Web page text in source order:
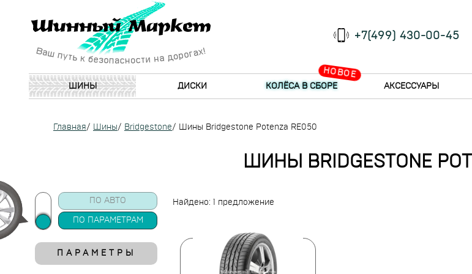
+7(499) 430-00-45
ШИНЫ ДИСКИ
НОВОЕ
КОЛЁСА В СБОРЕ АКСЕССУАРЫ
Главная/ Шины/ Bridgestone/ Шины Bridgestone Potenza RE050
ШИНЫ BRIDGESTONE
Найдено: 1 предложение
ПО АВТО
ПО ПАРАМЕТРАМ
ПАРАМЕТРЫ